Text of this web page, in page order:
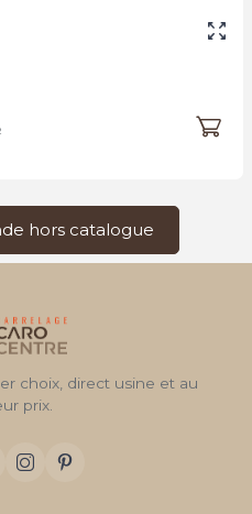
hors catalogue
choix, direct usine et au
prix.